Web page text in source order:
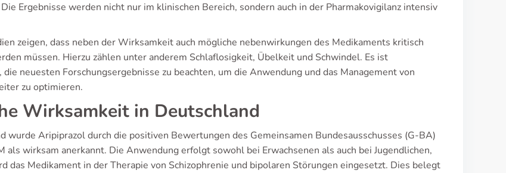
Ergebnisse werden nicht nur im klinischen Bereich, sondern auch in der Pharmakovigilanz intensiv
zeigen, dass neben der Wirksamkeit auch mögliche nebenwirkungen des Medikaments kritisch
müssen. Hierzu zählen unter anderem Schlaflosigkeit, Übelkeit und Schwindel. Es ist
die neuesten Forschungsergebnisse zu beachten, um die Anwendung und das Management von
zu optimieren.
Wirksamkeit in Deutschland
wurde Aripiprazol durch die positiven Bewertungen des Gemeinsamen Bundesausschusses (G-BA)
als wirksam anerkannt. Die Anwendung erfolgt sowohl bei Erwachsenen als auch bei Jugendlichen,
das Medikament in der Therapie von Schizophrenie und bipolaren Störungen eingesetzt. Dies belegt